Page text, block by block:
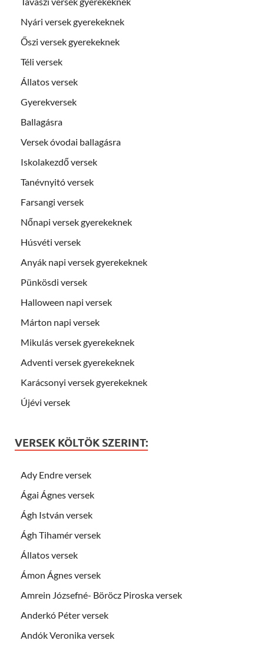
Nyári versek gyerekeknek
Őszi versek gyerekeknek
Téli versek
Állatos versek
Gyerekversek
Ballagásra
Versek óvodai ballagásra
Iskolakezdő versek
Tanévnyitó versek
Farsangi versek
Nőnapi versek gyerekeknek
Húsvéti versek
Anyák napi versek gyerekeknek
Pünkösdi versek
Halloween napi versek
Márton napi versek
Mikulás versek gyerekeknek
Adventi versek gyerekeknek
Karácsonyi versek gyerekeknek
Újévi versek
VERSEK KÖLTÖK SZERINT:
Ady Endre versek
Ágai Ágnes versek
Ágh István versek
Ágh Tihamér versek
Állatos versek
Ámon Ágnes versek
Amrein Józsefné- Böröcz Piroska versek
Anderkó Péter versek
Andók Veronika versek